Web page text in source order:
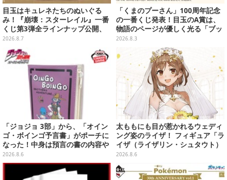
目玉はキュレネたちのぬいぐる
み！『崩壊：スターレイル』一番
くじ第3弾全ラインナップ公開、
美麗ビジュアルのアクリルボード
など用意
2026.8.7
「くまのプーさん」100周年記念
の一番くじ発表！目玉のA賞は、
物語のページが優しく光る「ブッ
クシェイプドライト」
2026.8.3
「ジョジョ 3部」から、「オイン
ゴ・ボインゴ予言書」がポーチに
なった！中身は預言の書の内容や
アニメ総柄デザインをプリント
2026.8.6
太ももにも目が惹かれるウェディ
ング姿のライザ！ フィギュア「ラ
イザ（ライザリン・シュタウト）
ウェディングStyle」が8月7日よ
り予約受付開始
2026.8.6